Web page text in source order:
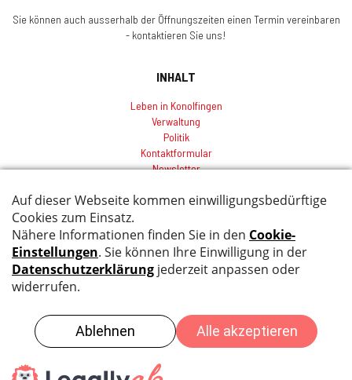
Sie können auch ausserhalb der Öffnungszeiten einen Termin vereinbaren
- kontaktieren Sie uns!
INHALT
Leben in Konolfingen
Verwaltung
Politik
Kontaktformular
Newsletter
Sitemap
Impressum
Datenschutz